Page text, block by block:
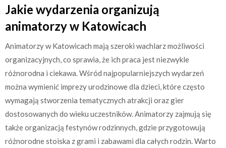
Jakie wydarzenia organizują
animatorzy w Katowicach
Animatorzy w Katowicach mają szeroki wachlarz możliwości
organizacyjnych, co sprawia, że ich praca jest niezwykle
różnorodna i ciekawa. Wśród najpopularniejszych wydarzeń
można wymienić imprezy urodzinowe dla dzieci, które często
wymagają stworzenia tematycznych atrakcji oraz gier
dostosowanych do wieku uczestników. Animatorzy zajmują się
także organizacją festynów rodzinnych, gdzie przygotowują
różnorodne stoiska z grami i zabawami dla całych rodzin. Warto